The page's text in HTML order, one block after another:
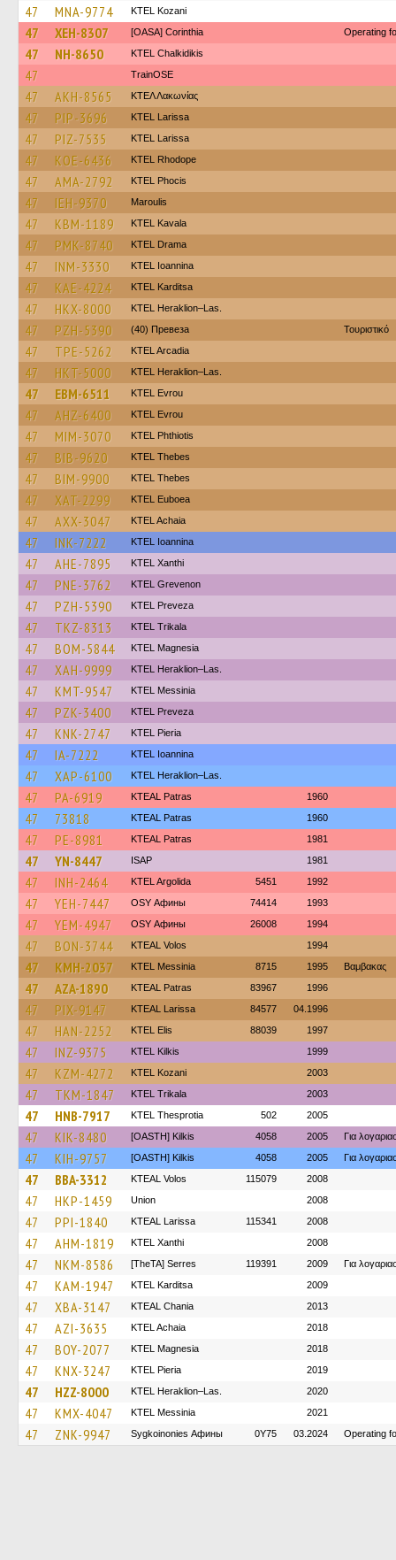
47 MNA-9774 ΚΤΕL Kozani
47 XEH-8307 [OASA] Corinthia Operating
47 NH-8650 ΚΤΕL Chalkidikis
47 TrainΟSE
47 AKH-8565 ΚΤΕΛ Λακωνίας
47 PIP-3696 KTEL Larissa
47 PIZ-7535 KTEL Larissa
47 KOE-6436 KTEL Rhodope
47 AMA-2792 ΚΤΕL Phocis
47 IEH-9370 Maroulis
47 KBM-1189 KTEL Kavala
47 PMK-8740 KTEL Drama
47 INM-3330 KTEL Ioannina
47 KAE-4224 ΚΤΕL Karditsa
47 HKX-8000 KTEL Heraklion–Las.
47 PZH-5390 (40) Превеза Τουριστικό
47 TPE-5262 KTEL Arcadia
47 HKT-5000 KTEL Heraklion–Las.
47 EBM-6511 KTEL Evrou
47 AHZ-6400 KTEL Evrou
47 MIM-3070 ΚΤΕL Phthiotis
47 BIB-9620 KTEL Thebes
47 BIM-9900 KTEL Thebes
47 XAT-2299 ΚΤΕL Euboea
47 AXX-3047 KTEL Achaia
47 INK-7222 KTEL Ioannina
47 AHE-7895 KTEL Xanthi
47 PNE-3762 ΚΤΕL Grevenon
47 PZH-5390 KTEL Preveza
47 TKZ-8313 ΚΤΕL Τrikala
47 BOM-5844 ΚΤΕL Magnesia
47 XAH-9999 KTEL Heraklion–Las.
47 KMT-9547 KTEL Messinia
47 PZK-3400 KTEL Preveza
47 KNK-2747 KTEL Pieria
47 IA-7222 KTEL Ioannina
47 XAP-6100 KTEL Heraklion–Las.
47 PA-6919 KTEAL Patras 1960
47 73818 KTEAL Patras 1960
47 PE-8981 KTEAL Patras 1981
47 YN-8447 ISAP 1981
47 INH-2464 KTEL Argolida 5451 1992
47 YEH-7447 OSY Афины 74414 1993
47 YEM-4947 OSY Афины 26008 1994
47 BON-3744 KTEAL Volos 1994
47 KMH-2037 KTEL Messinia 8715 1995 Βαμβακας
47 AZA-1890 KTEAL Patras 83967 1996
47 PIX-9147 KTEAL Larissa 84577 04.1996
47 HAN-2252 KTEL Elis 88039 1997
47 INZ-9375 KTEL Kilkis 1999
47 KZM-4272 ΚΤΕL Kozani 2003
47 TKM-1847 ΚΤΕL Τrikala 2003
47 HNB-7917 KTEL Thesprotia 502 2005
47 KIK-8480 [OASTH] Kilkis 4058 2005 Για
47 KIH-9757 [OASTH] Kilkis 4058 2005 Για
47 BBA-3312 KTEAL Volos 115079 2008
47 HKP-1459 Union 2008
47 PPI-1840 KTEAL Larissa 115341 2008
47 AHM-1819 KTEL Xanthi 2008
47 NKM-8586 [TheTA] Serres 119391 2009 Για
47 KAM-1947 ΚΤΕL Karditsa 2009
47 XBA-3147 KTEAL Chania 2013
47 AZI-3635 KTEL Achaia 2018
47 BOY-2077 ΚΤΕL Magnesia 2018
47 KNX-3247 KTEL Pieria 2019
47 HZZ-8000 KTEL Heraklion–Las. 2020
47 KMX-4047 KTEL Messinia 2021
47 ZNK-9947 Sygkoinonies Афины 0Y75 03.2024 Operating